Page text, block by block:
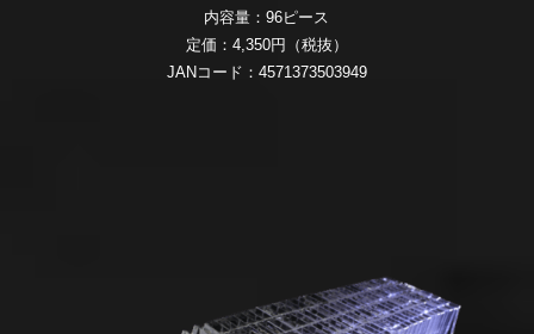
内容量：96ピース
定価：4,350円（税抜）
JANコード：4571373503949